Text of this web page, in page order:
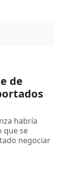
de
habría
que se
negociar